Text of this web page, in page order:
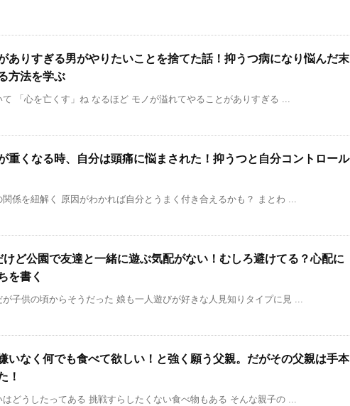
ありすぎる男がやりたいことを捨てた話！抑うつ病になり悩んだ末
方法を学ぶ
て 「心を亡くす」ね なるほど モノが溢れてやることがありすぎる ...
重くなる時、自分は頭痛に悩まされた！抑うつと自分コントロール
係を紐解く 原因がわかれば自分とうまく付き合えるかも？ まとわ ...
ど公園で友達と一緒に遊ぶ気配がない！むしろ避けてる？心配に
を書く
子供の頃からそうだった 娘も一人遊びが好きな人見知りタイプに見 ...
いなく何でも食べて欲しい！と強く願う父親。だがその父親は手本
！
どうしたってある 挑戦すらしたくない食べ物もある そんな親子の ...